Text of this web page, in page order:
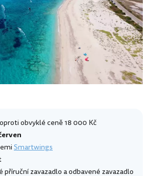
oproti obvyklé ceně 18 000 Kč
Smartwings
příruční zavazadlo a odbavené zavazadlo